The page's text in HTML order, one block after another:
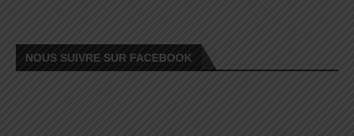
NOUS SUIVRE SUR FACEBOOK